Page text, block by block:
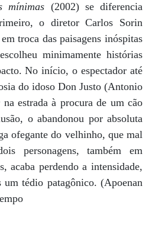
mínimas (2002) se diferencia
o diretor Carlos Sorin
troca das paisagens inóspitas
minimamente histórias
No início, o espectador até
do idoso Don Justo (Antonio
estrada à procura de um cão
o abandonou por absoluta
ofegante do velhinho, que mal
personagens, também em
acaba perdendo a intensidade,
um tédio patagônico. (Apoenan